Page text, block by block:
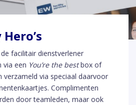
facilitair dienstverlener
via een You’re the bestbox of
via speciaal daarvoor
Complimenten
door teamleden, maar ook